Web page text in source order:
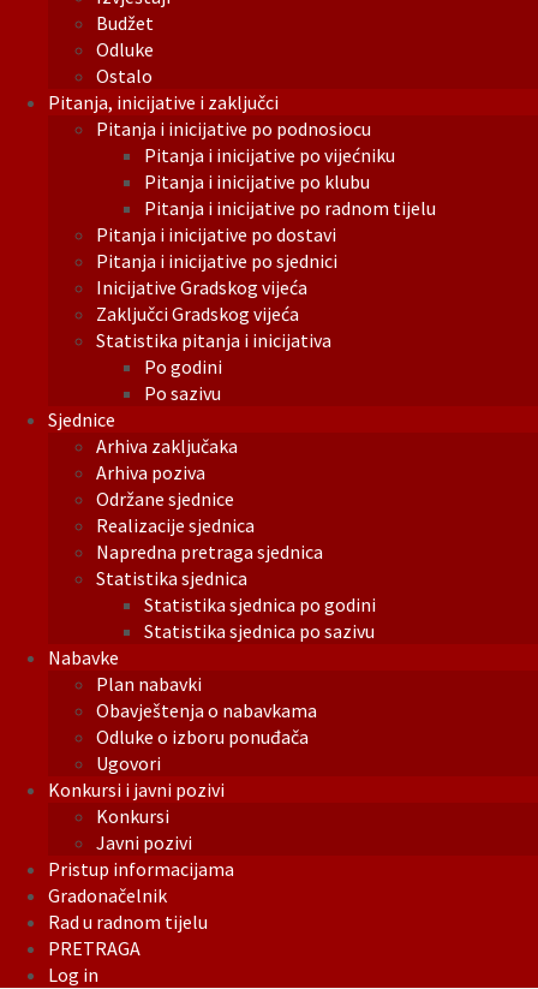
Budžet
Odluke
Ostalo
Pitanja, inicijative i zaključci
Pitanja i inicijative po podnosiocu
Pitanja i inicijative po vijećniku
Pitanja i inicijative po klubu
Pitanja i inicijative po radnom tijelu
Pitanja i inicijative po dostavi
Pitanja i inicijative po sjednici
Inicijative Gradskog vijeća
Zaključci Gradskog vijeća
Statistika pitanja i inicijativa
Po godini
Po sazivu
Sjednice
Arhiva zaključaka
Arhiva poziva
Održane sjednice
Realizacije sjednica
Napredna pretraga sjednica
Statistika sjednica
Statistika sjednica po godini
Statistika sjednica po sazivu
Nabavke
Plan nabavki
Obavještenja o nabavkama
Odluke o izboru ponuđača
Ugovori
Konkursi i javni pozivi
Konkursi
Javni pozivi
Pristup informacijama
Gradonačelnik
Rad u radnom tijelu
PRETRAGA
Log in